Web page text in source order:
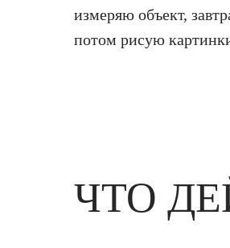
измеряю объект,
потом рисую
ЧТО